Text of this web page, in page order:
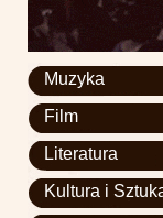
Muzyka
Film
Literatura
Kultura i